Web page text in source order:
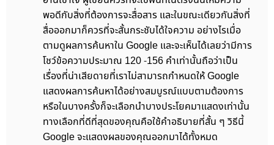
พอดีกับสิ่งที่ต้องการจะสื่อสาร และในขณะเดียวกันสิ่งที่
สื่อออกมาก็ควรที่จะสั้นกระชับได้ใจความ อย่างไรเมื่อ
ตามดูผลการค้นหาใน Google และจะเห็นได้เลยว่ามีการ
โชว์ข้อความประมาณ 120 -156 คำเท่านั้นถือว่าเป็น
เรื่องที่น่าเสียดายที่เราไม่สามารถกำหนดให้ Google
แสดงผลการค้นหาได้อย่างสมบูรณ์แบบตามต้องการ
หรือในบางครั้งก็จะเลือกนำบางประโยคมาแสดงเท่านั้น
ทางเลือกที่ดีที่สุดของคุณคือใช้คำอธิบายที่สั้น ๆ วิธีนี้
Google จะแสดงผลของคุณออกมาได้ทั้งหมด